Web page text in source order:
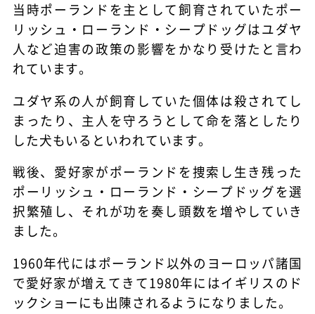
当時ポーランドを主として飼育されていたポー
リッシュ・ローランド・シープドッグはユダヤ
人など迫害の政策の影響をかなり受けたと言わ
れています。
ユダヤ系の人が飼育していた個体は殺されてし
まったり、主人を守ろうとして命を落としたり
した犬もいるといわれています。
戦後、愛好家がポーランドを捜索し生き残った
ポーリッシュ・ローランド・シープドッグを選
択繁殖し、それが功を奏し頭数を増やしていき
ました。
1960年代にはポーランド以外のヨーロッパ諸国
で愛好家が増えてきて1980年にはイギリスのド
ックショーにも出陳されるようになりました。